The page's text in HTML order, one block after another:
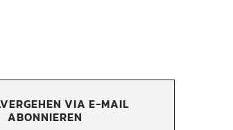
VIA E-MAIL
ABONNIEREN